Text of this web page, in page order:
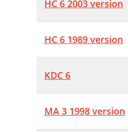
HC 6 2003 version
HC 6 1989 version
KDC 6
MA 3 1998 version